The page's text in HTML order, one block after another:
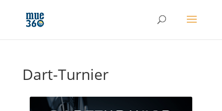
Dart-Turnier